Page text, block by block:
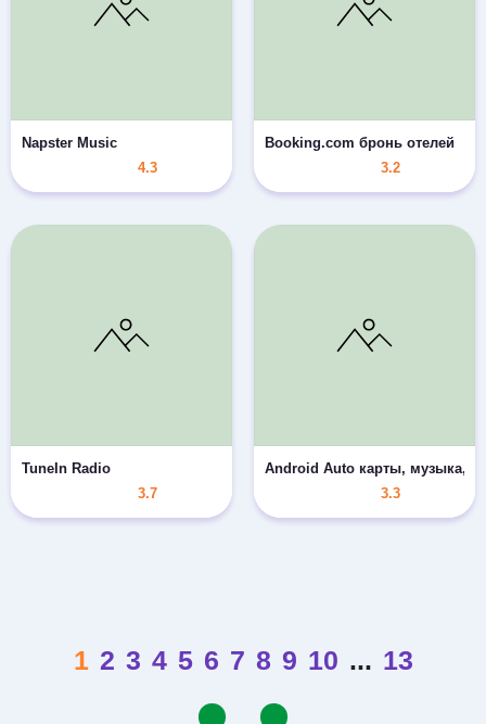
Napster Music
4.3
Booking.com бронь отелей
3.2
TuneIn Radio
3.7
Android Auto карты, музыка,
3.3
1 2 3 4 5 6 7 8 9 10 ... 13